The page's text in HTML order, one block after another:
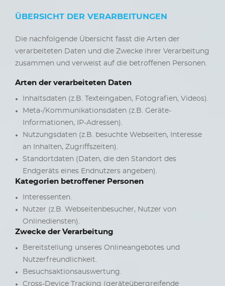
ÜBERSICHT DER VERARBEITUNGEN
Die nachfolgende Übersicht fasst die Arten der
verarbeiteten Daten und die Zwecke ihrer Verarbeitung
zusammen und verweist auf die betroffenen Personen.
Arten der verarbeiteten Daten
Inhaltsdaten (z.B. Texteingaben, Fotografien, Videos).
Meta-/Kommunikationsdaten (z.B. Geräte-
Informationen, IP-Adressen).
Nutzungsdaten (z.B. besuchte Webseiten, Interesse
an Inhalten, Zugriffszeiten).
Standortdaten (Daten, die den Standort des
Endgeräts eines Endnutzers angeben).
Kategorien betroffener Personen
Interessenten.
Nutzer (z.B. Webseitenbesucher, Nutzer von
Onlinediensten).
Zwecke der Verarbeitung
Bereitstellung unseres Onlineangebotes und
Nutzerfreundlichkeit.
Besuchsaktionsauswertung.
Cross-Device Tracking (geräteübergreifende